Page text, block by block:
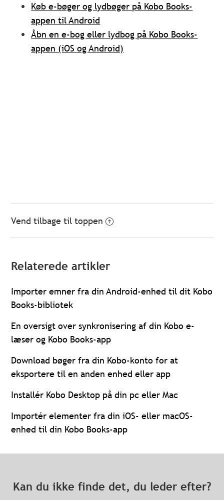
Køb e-bøger og lydbøger på Kobo Books-
appen til Android
Åbn en e-bog eller lydbog på Kobo Books-
appen (iOS og Android)
Vend tilbage til toppen
Relaterede artikler
Importer emner fra din Android-enhed til dit Kobo
Books-bibliotek
En oversigt over synkronisering af din Kobo e-
læser og Kobo Books-app
Download bøger fra din Kobo-konto for at
eksportere til en anden enhed eller app
Installér Kobo Desktop på din pc eller Mac
Importér elementer fra din iOS- eller macOS-
enhed til din Kobo Books-app
Kan du ikke finde det, du leder efter?